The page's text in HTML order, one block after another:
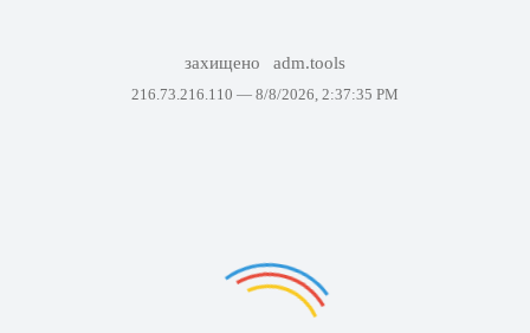
захищено adm.tools
216.73.216.110 — 8/8/2026, 2:37:35 PM